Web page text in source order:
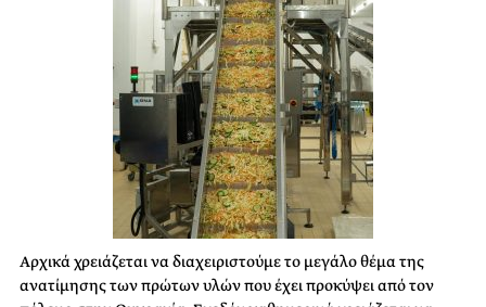
Αρχικά χρειάζεται να διαχειριστούμε το μεγάλο θέμα της
ανατίμησης των πρώτων υλών που έχει προκύψει από τον